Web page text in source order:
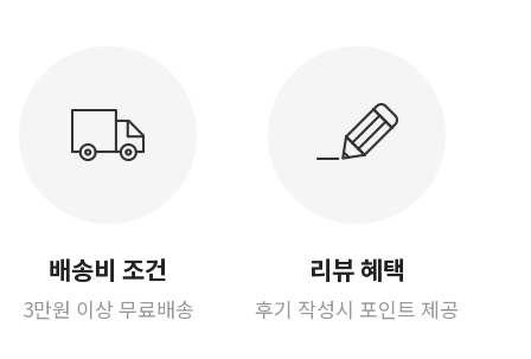
배송비 조건
3만원 이상 무료배송
리뷰 혜택
후기 작성시 포인트 제공